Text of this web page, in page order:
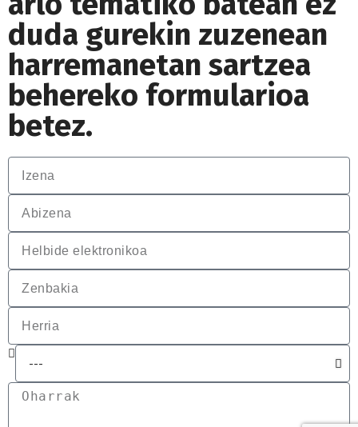
duda gurekin zuzenean
harremanetan sartzea
behereko formularioa
betez.